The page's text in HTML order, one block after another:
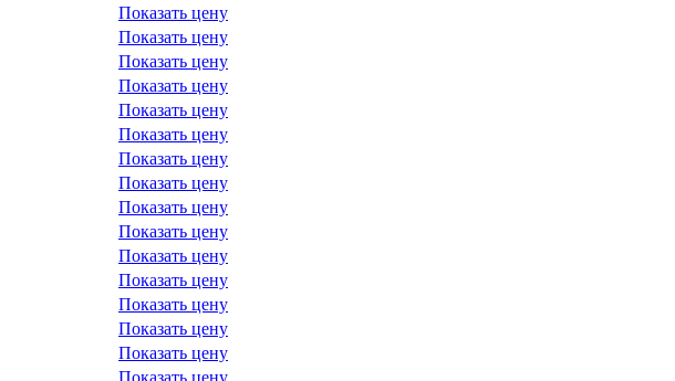
Показать цену
Показать цену
Показать цену
Показать цену
Показать цену
Показать цену
Показать цену
Показать цену
Показать цену
Показать цену
Показать цену
Показать цену
Показать цену
Показать цену
Показать цену
Показать цену